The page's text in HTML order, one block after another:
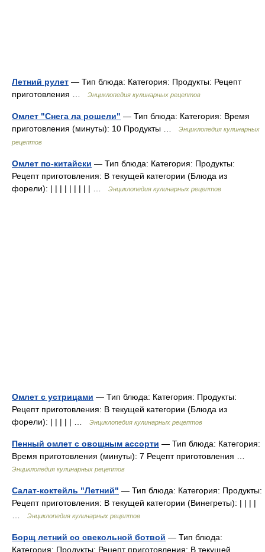
Летний рулет — Тип блюда: Категория: Продукты: Рецепт
приготовления …
Энциклопедия кулинарных рецептов
Омлет "Снега ла рошели" — Тип блюда: Категория: Время
приготовления (минуты): 10 Продукты …
Энциклопедия кулинарных
рецептов
Омлет по-китайски — Тип блюда: Категория: Продукты:
Рецепт приготовления: В текущей категории (Блюда из
форели): | | | | | | | | | …
Энциклопедия кулинарных рецептов
Омлет с устрицами — Тип блюда: Категория: Продукты:
Рецепт приготовления: В текущей категории (Блюда из
форели): | | | | | …
Энциклопедия кулинарных рецептов
Пенный омлет с овощным ассорти — Тип блюда: Категория:
Время приготовления (минуты): 7 Рецепт приготовления …
Энциклопедия кулинарных рецептов
Салат-коктейль "Летний" — Тип блюда: Категория: Продукты:
Рецепт приготовления: В текущей категории (Винегреты): | | | |
Энциклопедия кулинарных рецептов
Борщ летний со свекольной ботвой — Тип блюда:
Категория: Продукты: Рецепт приготовления: В текущей